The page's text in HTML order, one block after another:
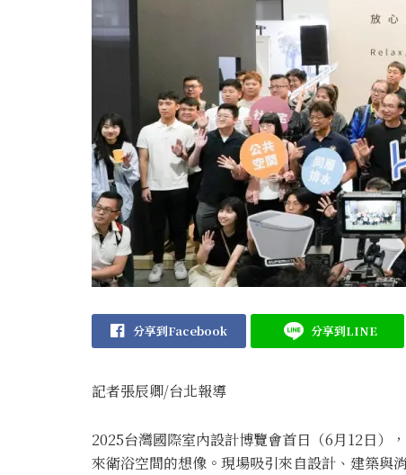
分享到Facebook 分享到LINE
記者張辰卿/台北報導
2025台灣國際室內設計博覽會首日（6月12日）
來衛浴空間的想像。現場吸引來自設計、建築與